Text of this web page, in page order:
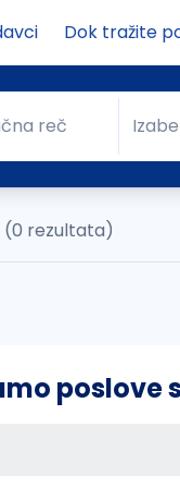
Dok tražite
rečreč Grad
(0 rezultata)
poslove